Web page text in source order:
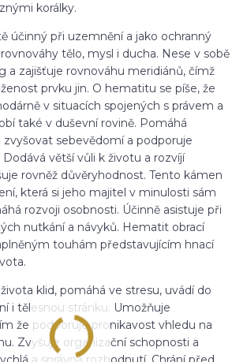
korálky.
účinný při uzemnění a jako ochranný
tělo, mysl i ducha. Nese v sobě
a zajišťuje rovnováhu meridiánů, čímž
prvku jin. O hematitu se píše, že
v situacích spojených s právem a
také v duševní rovině. Pomáhá
sebevědomí a podporuje
větší vůli k životu a rozvíjí
rovněž důvěryhodnost. Tento kámen
která si jeho majitel v minulosti sám
rozvoji osobnosti. Účinně asistuje při
nutkání a návyků. Hematit obrací
touhám představujícím hnací
klid, pomáhá ve stresu, uvádí do
i tělesnou stránku. Umožňuje
že podporuje pronikavost vhledu na
Zvyšuje organizační schopnosti a